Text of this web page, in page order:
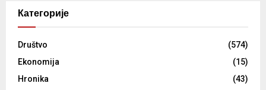
Категорије
Društvo
(574)
Ekonomija
(15)
Hronika
(43)